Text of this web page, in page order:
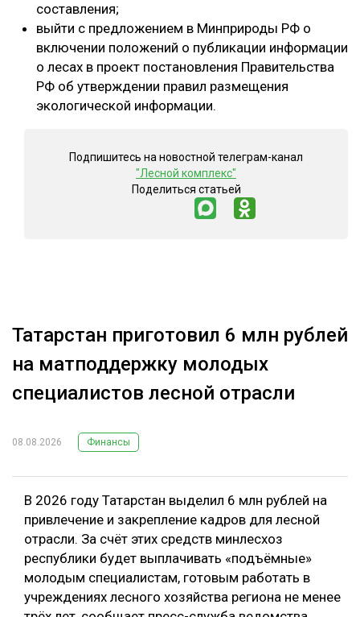
составления;
выйти с предложением в Минприроды РФ о
включении положений о публикации информации
о лесах в проект постановления Правительства
РФ об утверждении правил размещения
экологической информации.
Подпишитесь на новостной телеграм-канал
"Лесной комплекс"
Поделиться статьей
Татарстан приготовил 6 млн рублей
на матподдержку молодых
специалистов лесной отрасли
08.08.2026 Финансы
В 2026 году Татарстан выделил 6 млн рублей на
привлечение и закрепление кадров для лесной
отрасли. За счёт этих средств минлесхоз
республики будет выплачивать «подъёмные»
молодым специалистам, готовым работать в
учреждениях лесного хозяйства региона не менее